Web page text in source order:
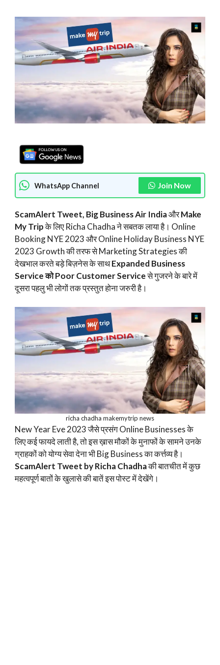
WhatsApp Channel Join Now
ScamAlert Tweet, Big Business Air IndiaऔरMake
My Tripके लिए Richa Chadha ने सबतक लाया है। Online
Booking NYE 2023 और Online Holiday Business NYE
2023 Growth की तरफ से Marketing Strategies की
देखभाल करते बड़े बिज़नेस के साथExpanded Business
Service को Poor Customer Serviceसे गुजरने के बारे में
दूसरा पहलु भी लोगों तक प्रस्तुत होना जरुरी है।
richa chadha makemytrip news
New Year Eve 2023 जैसे प्रसंग Online Businesses के
लिए कई फायदे लाती है, तो इस ख़ास मौकों के मुनाफों के सामने उनके
ग्राहकों को योग्य सेवा देना भी Big Business का कर्त्तव्य है।
ScamAlert Tweet by Richa Chadhaकी बातचीत में कुछ
महत्वपूर्ण बातों के खुलासे की बातें इस पोस्ट में देखेंगे।